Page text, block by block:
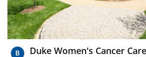
Duke Women's Cancer